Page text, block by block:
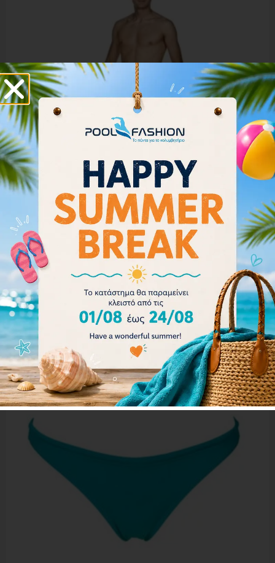
Arena Men’s Team Swim Briefs Solid 004773-550
26.00€
Επιλογή